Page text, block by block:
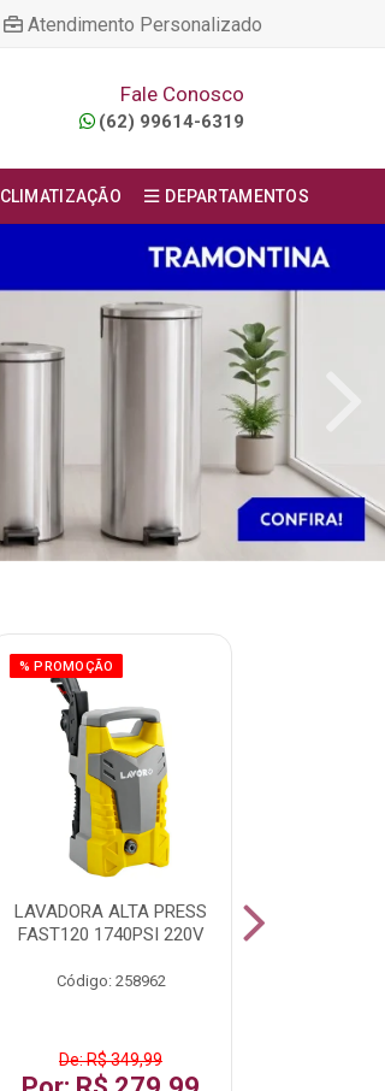
Atendimento Personalizado
Fale Conosco
(62) 99614-6319
CLIMATIZAÇÃO DEPARTAMENTOS
% PROMOÇÃO
LAVADORA ALTA PRESS
FAST120 1740PSI 220V
Código: 258962
De: R$ 349,99